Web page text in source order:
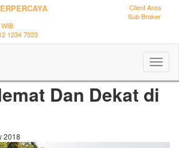
Client Area
Sub Broker
1234 7023
Dan Dekat di
2018